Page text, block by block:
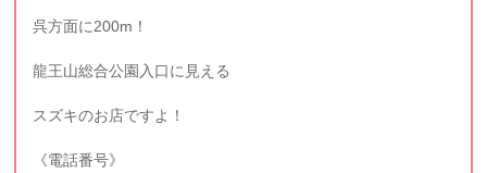
呉方面に200m！
龍王山総合公園入口に見える
スズキのお店ですよ！
《電話番号》